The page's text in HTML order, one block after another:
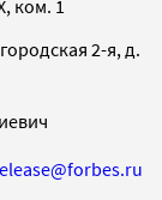
ком. 1
2-я, д.